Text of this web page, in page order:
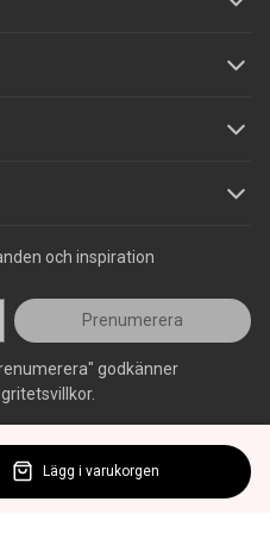
och inspiration
Prenumerera
godkänner
Lägg i varukorgen